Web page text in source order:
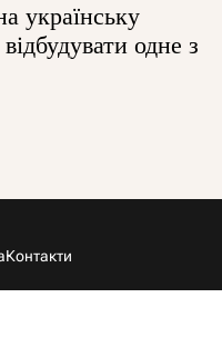
українську
одне з
Контакти